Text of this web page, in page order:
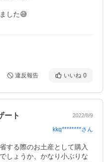
した😅
違反報告 いいね 0
ート 2022/8/9
kkq********さん
する際のお土産として購入
しょうか、かなり小ぶりな